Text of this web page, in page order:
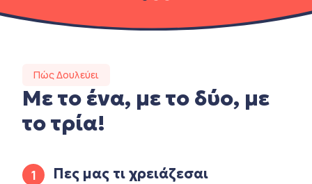
Πώς Δουλεύει
Με το ένα, με το δύο, με
το τρία!
1 Πες μας τι χρειάζεσαι